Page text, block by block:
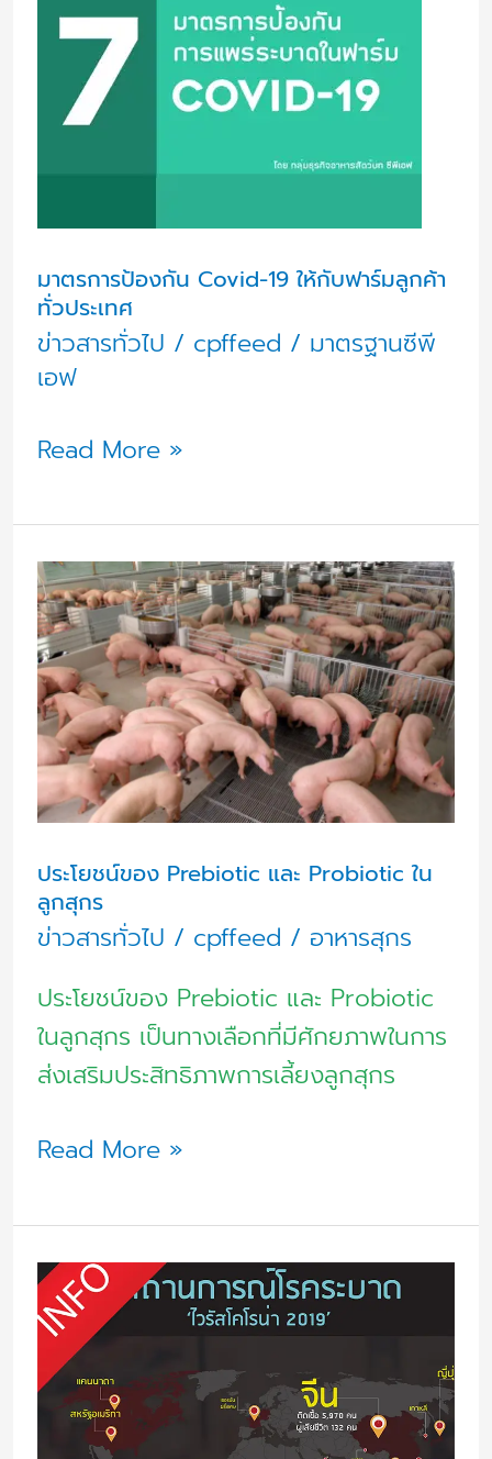
มาตรการป้องกัน Covid-19 ให้กับฟาร์มลูกค้า
ทั่วประเทศ
ข่าวสารทั่วไป / cpffeed / มาตรฐานซีพี
เอฟ
19
กับ
ทั่ว
ประเทศ
Read More »
ประโยชน์ของ Prebiotic และ Probiotic ใน
ลูกสุกร
ข่าวสารทั่วไป / cpffeed / อาหารสุกร
ประโยชน์ของ Prebiotic และ Probiotic
ในลูกสุกร เป็นทางเลือกที่มีศักยภาพในการ
ส่งเสริมประสิทธิภาพการเลี้ยงลูกสุกร
ประโยชน์
ของ
Prebiotic
และ
Probiotic
ใน
ลูก
Read More »
ผลก
ระ
ทบ
ทาง
เศรษฐกิจ